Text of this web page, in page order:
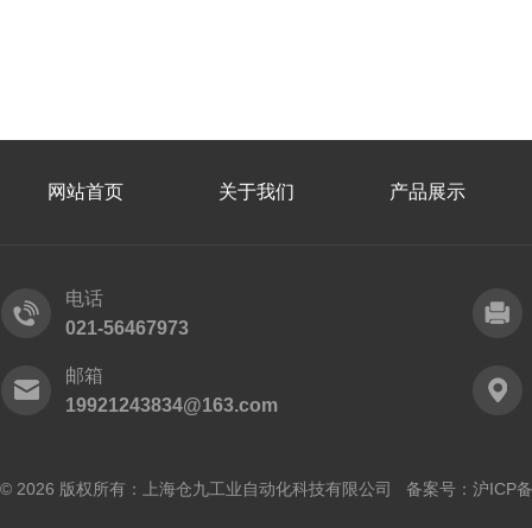
网站首页 关于我们 产品展示
电话
021-56467973
邮箱
19921243834@163.com
© 2026 版权所有：上海仓九工业自动化科技有限公司 备案号： 沪ICP